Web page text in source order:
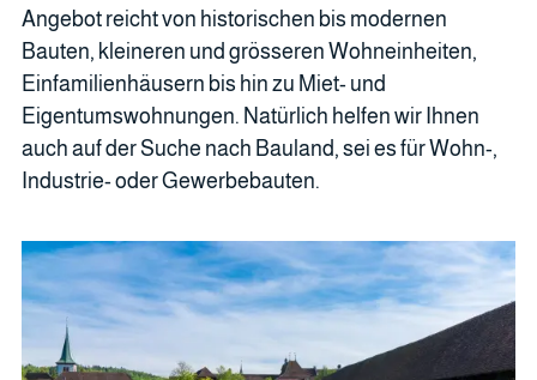
Angebot reicht von historischen bis modernen
Bauten, kleineren und grösseren Wohneinheiten,
Einfamilienhäusern bis hin zu Miet- und
Eigentumswohnungen. Natürlich helfen wir Ihnen
auch auf der Suche nach Bauland, sei es für Wohn-,
Industrie- oder Gewerbebauten.